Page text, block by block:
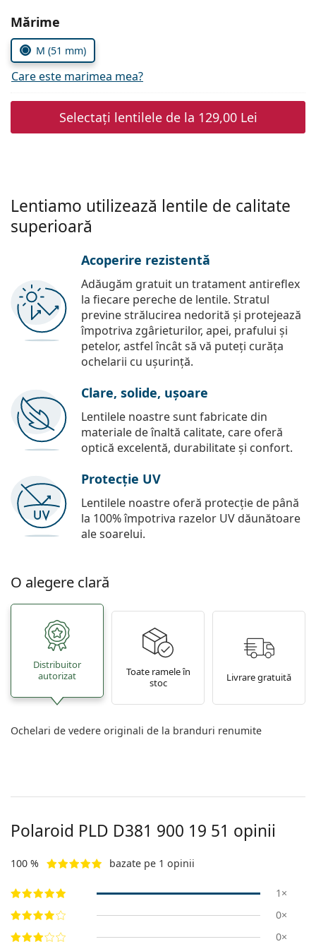
Prada
Toate mărcile
Alegeți parametrii
Mărime
M (51 mm)
Care este marimea mea?
Selectați lentilele de la 129,00 Lei
Lentiamo utilizează lentile de calitate
superioară
Acoperire rezistentă
Adăugăm gratuit un tratament antireflex
la fiecare pereche de lentile. Stratul
previne strălucirea nedorită și protejează
împotriva zgârieturilor, apei, prafului și
petelor, astfel încât să vă puteți curăța
ochelarii cu ușurință.
Clare, solide, ușoare
Lentilele noastre sunt fabricate din
materiale de înaltă calitate, care oferă
optică excelentă, durabilitate și confort.
Protecție UV
Lentilele noastre oferă protecție de până
la 100% împotriva razelor UV dăunătoare
ale soarelui.
O alegere clară
Distribuitor
autorizat
Toate ramele în
stoc
Livrare gratuită
Ochelari de vedere originali de la branduri renumite
Polaroid PLD D381 900 19 51 opinii
100 % bazate pe 1 opinii
1×
0×
0×